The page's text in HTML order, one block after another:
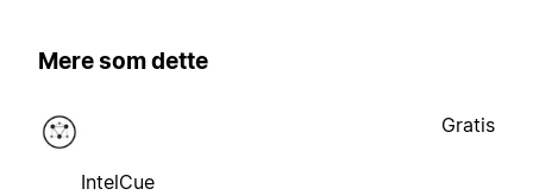
Mere som dette
IntelCue
Gratis